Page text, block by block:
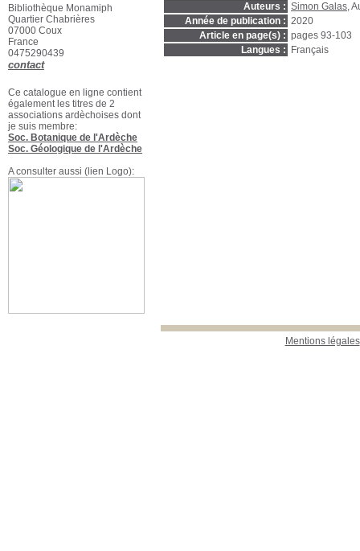
Auteurs : Simon Galas,
Année de publication : 2020
Article en page(s) : pages 93-103
Langues :
Français
Mentions légales
Bibliothèque Monamiph
Quartier Chabrières
07000 Coux
France
0475290439
contact
Ce catalogue en ligne contient
également les titres de 2
associations ardèchoises dont
je suis membre:
Soc. Botanique de l'Ardèche
Soc. Géologique de l'Ardèche
A consulter aussi (lien Logo):